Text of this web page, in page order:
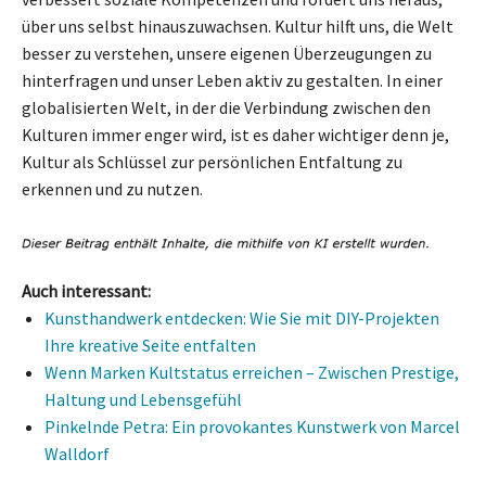
über uns selbst hinauszuwachsen. Kultur hilft uns, die Welt
besser zu verstehen, unsere eigenen Überzeugungen zu
hinterfragen und unser Leben aktiv zu gestalten. In einer
globalisierten Welt, in der die Verbindung zwischen den
Kulturen immer enger wird, ist es daher wichtiger denn je,
Kultur als Schlüssel zur persönlichen Entfaltung zu
erkennen und zu nutzen.
Auch interessant:
Kunsthandwerk entdecken: Wie Sie mit DIY-Projekten
Ihre kreative Seite entfalten
Wenn Marken Kultstatus erreichen – Zwischen Prestige,
Haltung und Lebensgefühl
Pinkelnde Petra: Ein provokantes Kunstwerk von Marcel
Walldorf